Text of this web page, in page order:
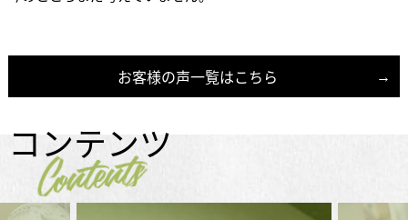
お客様の声一覧はこちら
コンテンツ
Contents